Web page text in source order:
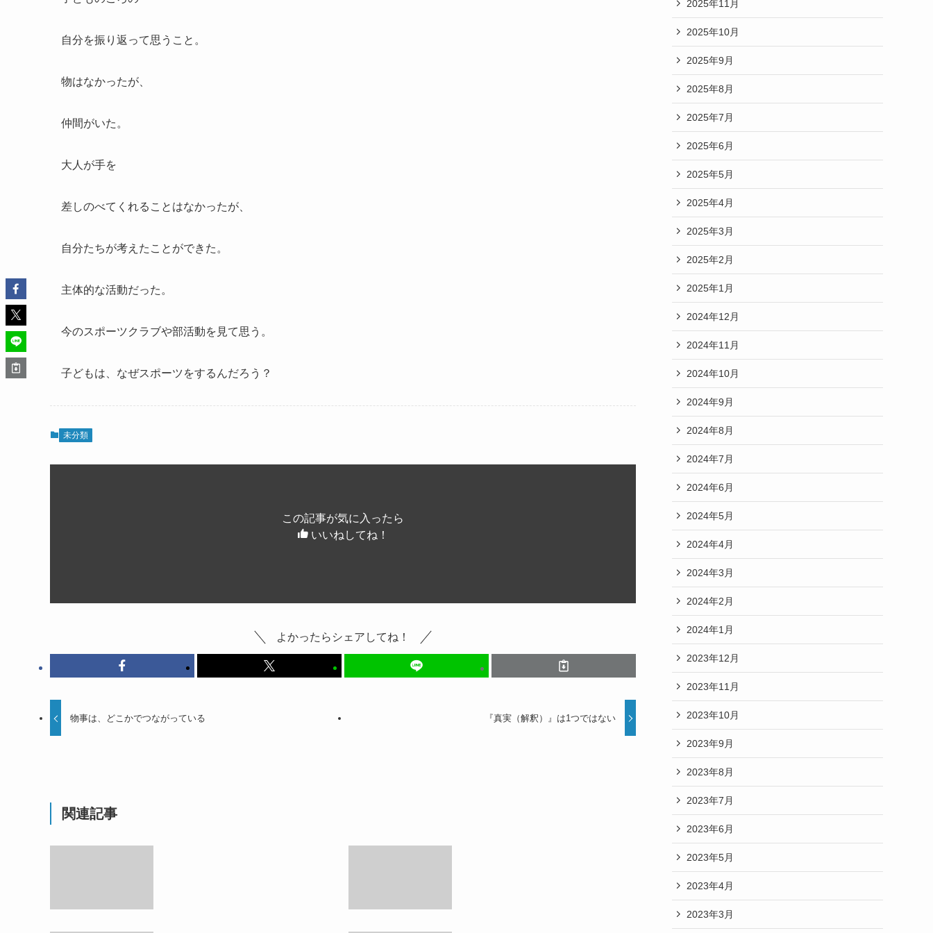
自分を振り返って思うこと。
物はなかったが、
仲間がいた。
大人が手を
差しのべてくれることはなかったが、
自分たちが考えたことができた。
主体的な活動だった。
今のスポーツクラブや部活動を見て思う。
子どもは、なぜスポーツをするんだろう？
未分類
この記事が気に入ったら
いいねしてね！
よかったらシェアしてね！
物事は、どこかでつながっている 『真実（解釈）』は1つではない
関連記事
2025年11月
2025年10月
2025年9月
2025年8月
2025年7月
2025年6月
2025年5月
2025年4月
2025年3月
2025年2月
2025年1月
2024年12月
2024年11月
2024年10月
2024年9月
2024年8月
2024年7月
2024年6月
2024年5月
2024年4月
2024年3月
2024年2月
2024年1月
2023年12月
2023年11月
2023年10月
2023年9月
2023年8月
2023年7月
2023年6月
2023年5月
2023年4月
2023年3月